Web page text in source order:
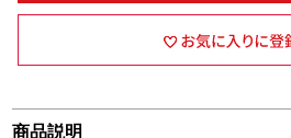
商品説明